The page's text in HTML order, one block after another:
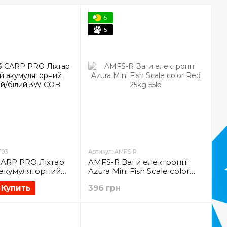
PRO Лiхтар
3W COB
Купить
5
5
Артикул: AMFS-R
AMFS-R Ваги електронні
Azura Mini Fish Scale color
396 грн